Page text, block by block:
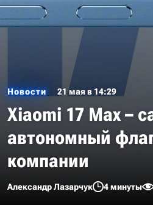
Новости 21 мая в 14:29
Xiaomi 17 Max –
автономный
компании
Александр Лазарчук 4 минуты